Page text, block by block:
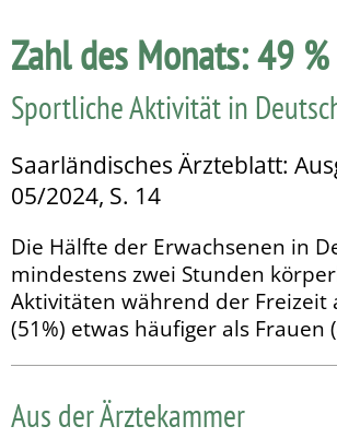
Zahl des Monats: 49 %
Sportliche Aktivität in
Saarländisches Ärzteblatt:
05/2024, S. 14
Die Hälfte der Erwachsenen in
mindestens zwei Stunden
Aktivitäten während der Freizeit
(51%) etwas häufiger als Frauen
Aus der Ärztekammer